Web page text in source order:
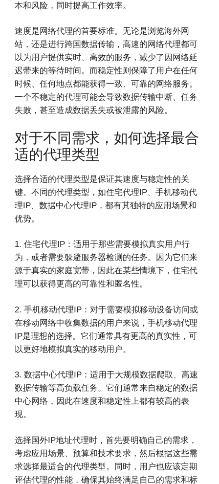
本和风险，同时提高工作效率。
速度是网络代理的首要标准。无论是浏览海外网
站，还是进行跨国数据传输，高速的网络代理都可
以为用户提供实时、高效的服务，减少了因网络延
迟带来的等待时间。而稳定性则保障了用户在任何
时候、任何地点都能获得一致、可靠的网络服务。
一个不稳定的代理可能会导致数据传输中断、任务
失败，甚至造成数据丢失或被泄露的风险。
对于不同需求，如何选择最合
适的代理类型
选择合适的代理类型是保证其速度与稳定性的关
键。不同的代理类型，如住宅代理IP、手机移动代
理IP、数据中心代理IP，都有其独特的应用场景和
优势。
1. 住宅代理IP：适用于那些需要模拟真实用户行
为，或者需要躲避服务器检测的任务。因为它们来
源于真实的家庭宽带，因此在某些情境下，住宅代
理可以获得更高的可靠性和匿名性。
2. 手机移动代理IP：对于需要模拟移动设备访问或
在移动网络中收集数据的用户来说，手机移动代理
IP是理想的选择。它们通常具有更高的真实性，可
以更好地模拟真实的移动用户。
3. 数据中心代理IP：适用于大规模数据爬取、高速
数据传输等高负载任务。它们通常来自稳定的数据
中心网络，因此在速度和稳定性上都有较高的表
现。
选择国外IP地址代理时，首先要明确自己的需求，
考虑应用场景、预算和技术要求，然后根据这些需
求选择最适合的代理类型。同时，用户也应该定期
评估代理的性能，确保其始终满足自己的需求和标